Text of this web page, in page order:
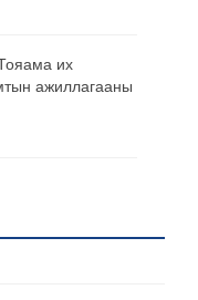
их
ажиллагааны